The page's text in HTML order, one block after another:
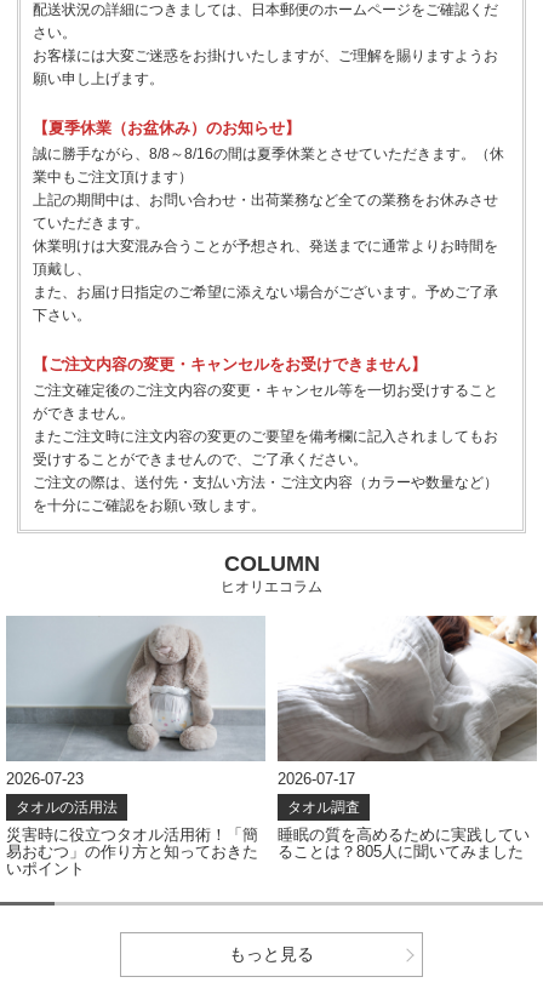
配送状況の詳細につきましては、日本郵便のホームページをご確認くだ
さい。
お客様には大変ご迷惑をお掛けいたしますが、ご理解を賜りますようお
願い申し上げます。
【夏季休業（お盆休み）のお知らせ】
誠に勝手ながら、8/8～8/16の間は夏季休業とさせていただきます。（休
業中もご注文頂けます）
上記の期間中は、お問い合わせ・出荷業務など全ての業務をお休みさせ
ていただきます。
休業明けは大変混み合うことが予想され、発送までに通常よりお時間を
頂戴し、
また、お届け日指定のご希望に添えない場合がございます。予めご了承
下さい。
【ご注文内容の変更・キャンセルをお受けできません】
ご注文確定後のご注文内容の変更・キャンセル等を一切お受けすること
ができません。
またご注文時に注文内容の変更のご要望を備考欄に記入されましてもお
受けすることができませんので、ご了承ください。
ご注文の際は、送付先・支払い方法・ご注文内容（カラーや数量など）
を十分にご確認をお願い致します。
COLUMN
ヒオリエコラム
2026-07-17
タオル調査
睡眠の質を高めるために実践してい
ることは？805人に聞いてみました
2026-07-08
タオル調査
タオルの色、どう選ぶ？アンケート
結果から見えたカラー選びのポイン
もっと見る